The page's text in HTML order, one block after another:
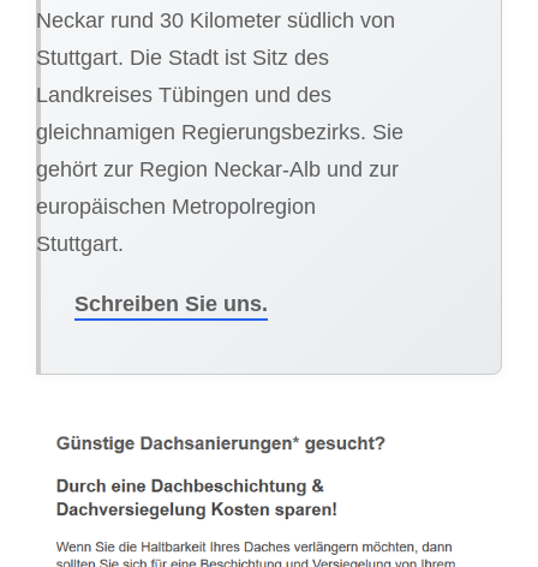
Neckar rund 30 Kilometer südlich von
Stuttgart. Die Stadt ist Sitz des
Landkreises Tübingen und des
gleichnamigen Regierungsbezirks. Sie
gehört zur Region Neckar-Alb und zur
europäischen Metropolregion
Stuttgart.
Schreiben Sie uns.